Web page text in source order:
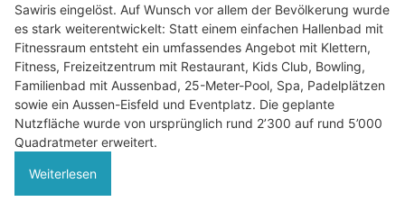
Sawiris eingelöst. Auf Wunsch vor allem der Bevölkerung wurde
es stark weiterentwickelt: Statt einem einfachen Hallenbad mit
Fitnessraum entsteht ein umfassendes Angebot mit Klettern,
Fitness, Freizeitzentrum mit Restaurant, Kids Club, Bowling,
Familienbad mit Aussenbad, 25-Meter-Pool, Spa, Padelplätzen
sowie ein Aussen-Eisfeld und Eventplatz. Die geplante
Nutzfläche wurde von ursprünglich rund 2’300 auf rund 5’000
Quadratmeter erweitert.
Weiterlesen